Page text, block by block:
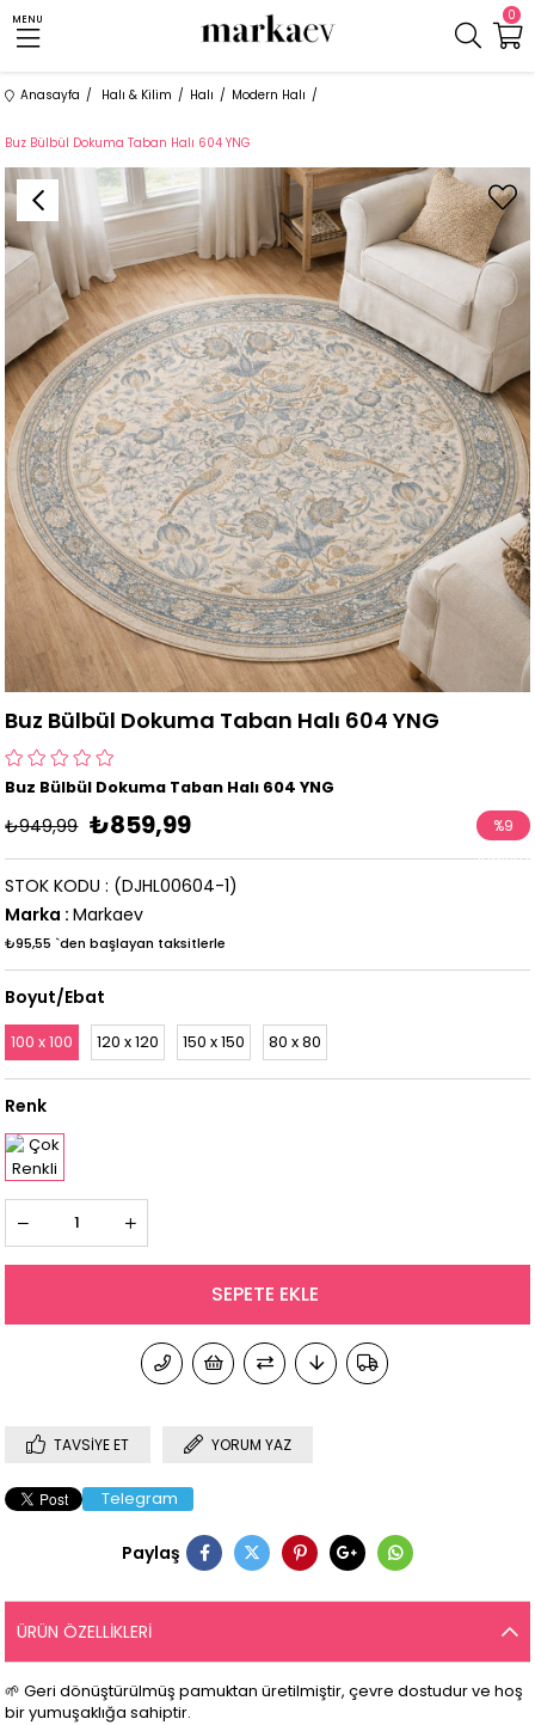
0
MENU
Anasayfa Halı & Kilim Halı Modern Halı
Buz Bülbül Dokuma Taban Halı 604 YNG
Buz Bülbül Dokuma Taban Halı 604 YNG
Buz Bülbül Dokuma Taban Halı 604 YNG
₺949,99 ₺859,99 %9
İndirim
(DJHL00604-1)
STOK KODU
Marka : Markaev
₺95,55 `den başlayan taksitlerle
Boyut/Ebat
100 x 100 120 x 120 150 x 150 80 x 80
Renk
TAVSIYE ET YORUM YAZ
Telegram
Paylaş
ÜRÜN ÖZELLIKLERI
🌱 Geri dönüştürülmüş pamuktan üretilmiştir, çevre dostudur ve hoş
bir yumuşaklığa sahiptir.